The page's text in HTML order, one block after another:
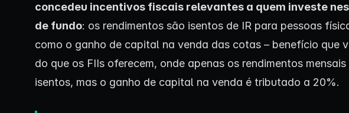
concedeu incentivos fiscais relevantes a quem investe
de fundo: os rendimentos são isentos de IR para pessoas
como o ganho de capital na venda das cotas – benefício que
do que os FIIs oferecem, onde apenas os rendimentos mensais
isentos, mas o ganho de capital na venda é tributado a 20%.